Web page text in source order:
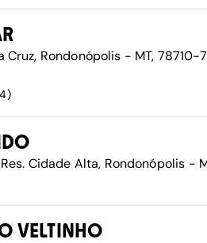
Cruz, Rondonópolis - MT, 78710-
4)
Cidade Alta, Rondonópolis -
VELTINHO